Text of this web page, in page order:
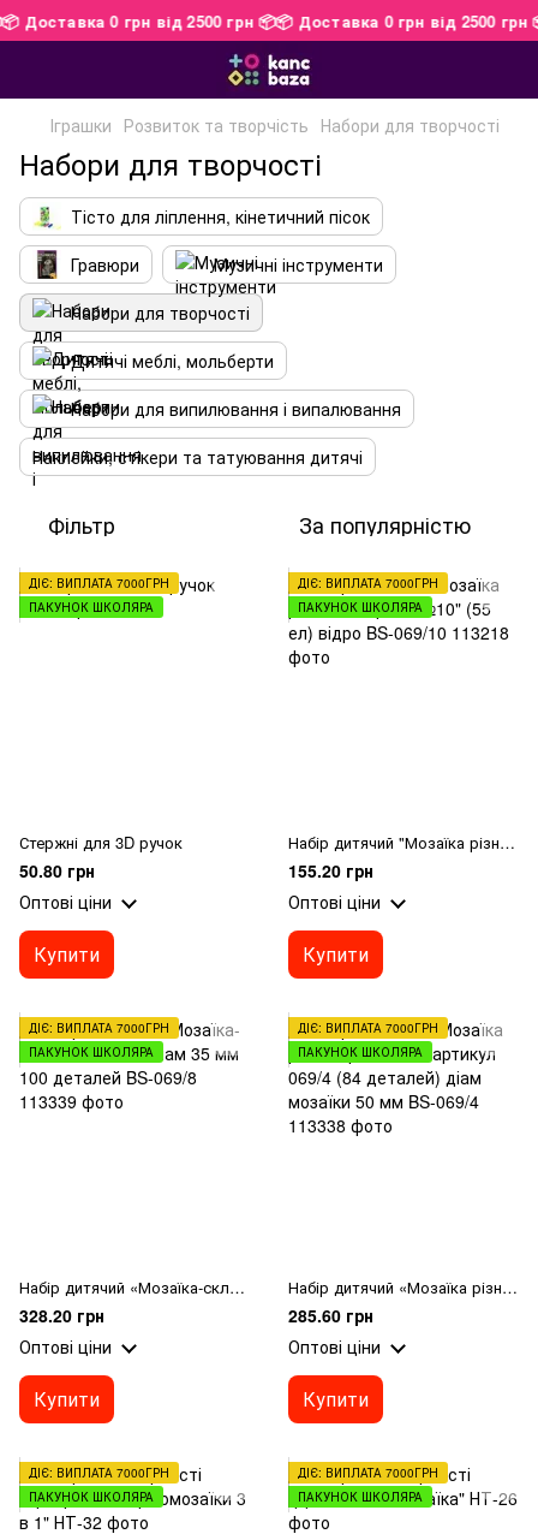
📦 Доставка 0 грн від 2500 грн 📦 📦 Доставка 0 грн від 2500
Іграшки Розвиток та творчість Набори для творчості
Набори для творчості
Тісто для ліплення, кінетичний пісок
Гравюри
Музичні інструменти
Набори для творчості
Дитячі меблі, мольберти
Набори для випилювання і випалювання
Наклейки, стікери та татуювання дитячі
Фільтр За популярністю
ДІЄ: ВИПЛАТА 7000ГРН
ПАКУНОК ШКОЛЯРА
Стержні для 3D ручок
50.80 грн
Оптові ціни
Купити
ДІЄ: ВИПЛАТА 7000ГРН
ПАКУНОК ШКОЛЯРА
Набір дитячий "Мозаїка різнокольорова №10" (55 ел) відро BS-069/10
155.20 грн
Оптові ціни
Купити
ДІЄ: ВИПЛАТА 7000ГРН
ПАКУНОК ШКОЛЯРА
Набір дитячий «Мозаїка-складайка №8» діам 35 мм 100 деталей BS-069/8
328.20 грн
Оптові ціни
Купити
ДІЄ: ВИПЛАТА 7000ГРН
ПАКУНОК ШКОЛЯРА
Набір дитячий «Мозаїка різнобарвна №4» артикул 069/4 (84 деталей) діам мозаїки 50 мм BS-069/4
285.60 грн
Оптові ціни
Купити
ДІЄ: ВИПЛАТА 7000ГРН
ПАКУНОК ШКОЛЯРА
ДІЄ: ВИПЛАТА 7000ГРН
ПАКУНОК ШКОЛЯРА